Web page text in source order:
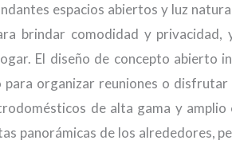
espacios abiertos y luz
brindar comodidad y
El diseño de concepto abierto
organizar reuniones o
de alta gama y
panorámicas de los alrededores,